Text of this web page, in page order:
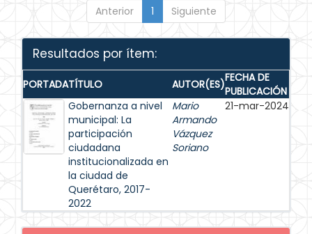
Anterior 1 Siguiente
Resultados por ítem:
PORTADATÍTULO AUTOR(ES)FECHA DE
PUBLICACIÓN
Gobernanza a nivel
municipal: La
participación
ciudadana
institucionalizada en
la ciudad de
Querétaro, 2017-
2022
Mario
Armando
Vázquez
Soriano
21-mar-2024